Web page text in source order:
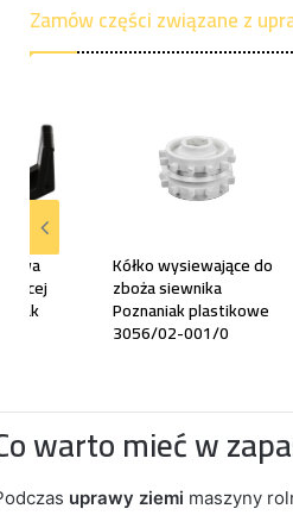
Zamów części związane z
Kółko wysiewające do
zboża siewnika
Poznaniak plastikowe
3056/02-001/0
warto mieć w
uprawy ziemi maszyny